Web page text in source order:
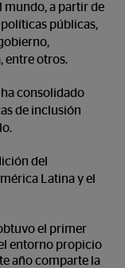
mundo, a partir de
públicas,
entre otros.
ha consolidado
de inclusión
del
Latina y el
el primer
entorno propicio
año comparte la